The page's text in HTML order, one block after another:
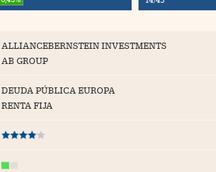
ALLIANCEBERNSTEIN INVESTMENTS
AB GROUP
DEUDA PÚBLICA EUROPA
RENTA FIJA